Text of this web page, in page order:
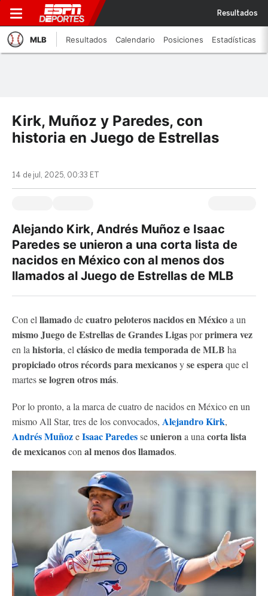
Resultados
MLB Resultados Calendario Posiciones Estadísticas
Kirk, Muñoz y Paredes, con
historia en Juego de Estrellas
14 de jul, 2025, 00:33 ET
Alejando Kirk, Andrés Muñoz e Isaac
Paredes se unieron a una corta lista de
nacidos en México con al menos dos
llamados al Juego de Estrellas de MLB
Con el llamadodecuatro peloteros nacidos en Méxicoa un
mismo Juego de Estrellas de Grandes Ligasporprimera vez
en la historia, el clásico de media temporada de MLB ha
propiciadootros récords para mexicanosyse esperaque el
martesse logren otros más.
Por lo pronto, a la marca de cuatro de nacidos en México en un
mismo All Star, tres de los convocados, Alejandro Kirk,
Andrés MuñozeIsaac Paredesseunierona una corta lista
de mexicanoscon al menos dos llamados.